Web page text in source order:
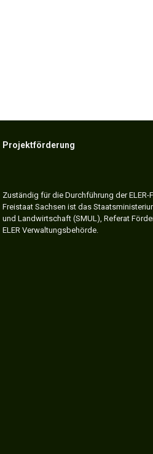
Projektförderung
Zuständig für die Durchführung der ELER-
Freistaat Sachsen ist das
und Landwirtschaft (SMUL), Referat
ELER Verwaltungsbehörde.